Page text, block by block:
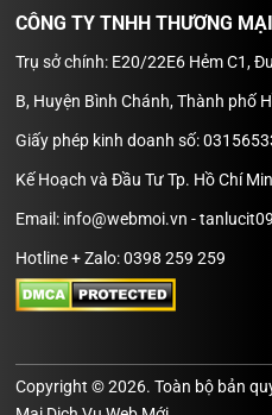
CÔNG TY TNHH THƯƠNG
Trụ sở chính: E20/22E6 Hẻm C1,
B, Huyện Bình Chánh, Thành phố
Giấy phép kinh doanh số:
Kế Hoạch và Đầu Tư Tp. Hồ Chí
Email: info@webmoi.vn -
Hotline + Zalo: 0398 259 259
Copyright © 2026. Toàn bộ bản